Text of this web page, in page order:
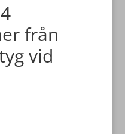
från
vid